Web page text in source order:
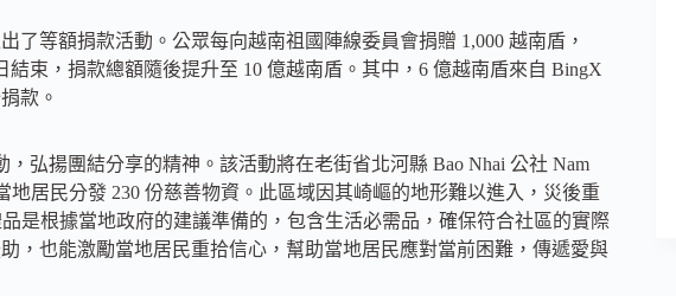
了等額捐款活動。公眾每向越南祖國陣線委員會捐贈 1,000 越南盾，
束，捐款總額隨後提升至 10 億越南盾。其中，6 億越南盾來自 BingX
款。
弘揚團結分享的精神。該活動將在老街省北河縣 Bao Nhai 公社 Nam
地居民分發 230 份慈善物資。此區域因其崎嶇的地形難以進入，災後重
是根據當地政府的建議準備的，包含生活必需品，確保符合社區的實際
，也能激勵當地居民重拾信心，幫助當地居民應對當前困難，傳遞愛與